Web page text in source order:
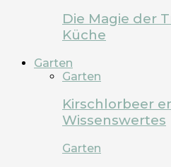
Die Magie der
Küche
Garten
Garten
Kirschlorbeer
Wissenswertes
Garten